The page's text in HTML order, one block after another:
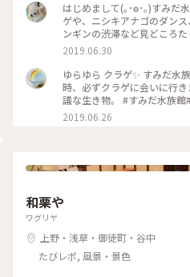
はじめまして(｡･ө･｡)すみだ
ゲや、ニシキアナゴのダン
ンギンの渋滞など見どころ
のったペンギンの立体的な
で、お家で南極感楽しみま
チ#すみだ水族館
2019.06.30
ゆらゆら クラゲ✨ すみだ水
時、必ずクラゲに会いに行
議な生き物。 #すみだ水族
着く#癒し
2019.06.26
和栗や
ワグリヤ
上野・浅草・御徒町・谷中
たびレポ, 風景・景色